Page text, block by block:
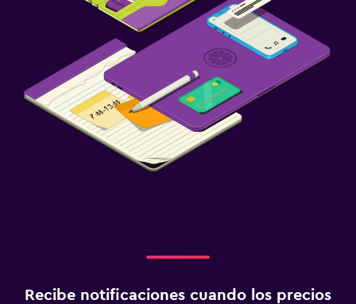
Recibe notificaciones cuando los precios